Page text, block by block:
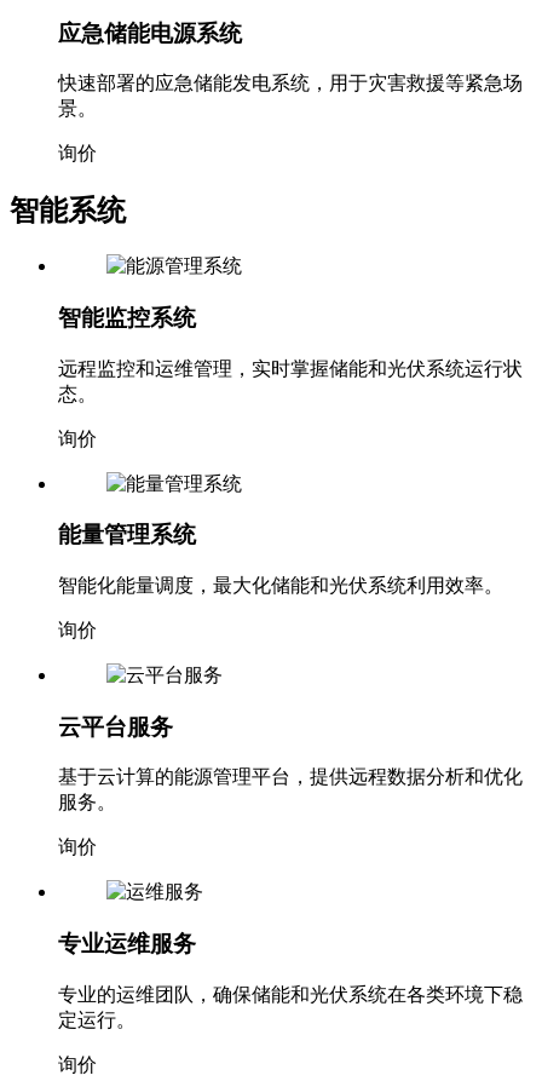
应急储能电源系统
快速部署的应急储能发电系统，用于灾害救援等紧急场
景。
询价
智能系统
智能监控系统
远程监控和运维管理，实时掌握储能和光伏系统运行状
态。
询价
能量管理系统
智能化能量调度，最大化储能和光伏系统利用效率。
询价
云平台服务
基于云计算的能源管理平台，提供远程数据分析和优化
服务。
询价
专业运维服务
专业的运维团队，确保储能和光伏系统在各类环境下稳
定运行。
询价